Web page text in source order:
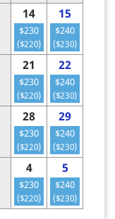
14
$230
($220)
15
$240
($230)
21
$230
($220)
22
$240
($230)
28
$230
($220)
29
$240
($230)
4
$230
($220)
5
$240
($230)